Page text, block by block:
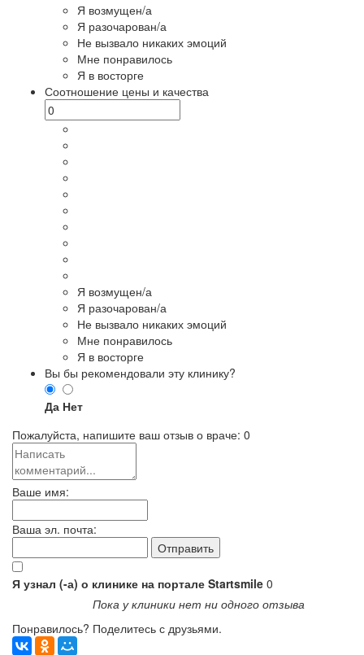
Я возмущен/а
Я разочарован/а
Не вызвало никаких эмоций
Мне понравилось
Я в восторге
Соотношение цены и качества
Я возмущен/а
Я разочарован/а
Не вызвало никаких эмоций
Мне понравилось
Я в восторге
Вы бы рекомендовали эту клинику?
Да Нет
Пожалуйста, напишите ваш отзыв о враче: 0
Ваше имя:
Ваша эл. почта:
Я узнал (-а) о клинике на портале Startsmile 0
Пока у клиники нет ни одного отзыва
Понравилось? Поделитесь с друзьями.